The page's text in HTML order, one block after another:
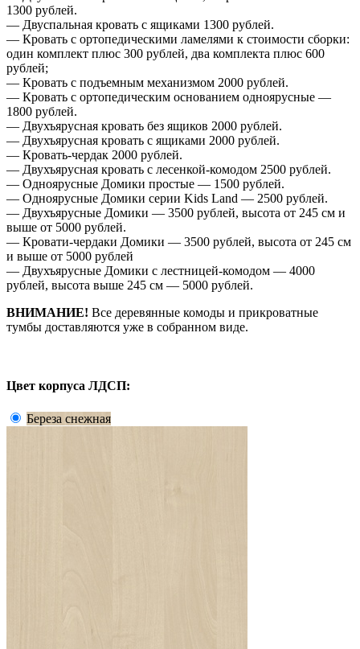
1300 рублей.
— Двуспальная кровать с ящиками 1300 рублей.
— Кровать с ортопедическими ламелями к стоимости сборки:
один комплект плюс 300 рублей, два комплекта плюс 600
рублей;
— Кровать с подъемным механизмом 2000 рублей.
— Кровать с ортопедическим основанием одноярусные —
1800 рублей.
— Двухъярусная кровать без ящиков 2000 рублей.
— Двухъярусная кровать с ящиками 2000 рублей.
— Кровать-чердак 2000 рублей.
— Двухъярусная кровать с лесенкой-комодом 2500 рублей.
— Одноярусные Домики простые — 1500 рублей.
— Одноярусные Домики серии Kids Land — 2500 рублей.
— Двухъярусные Домики — 3500 рублей, высота от 245 см и
выше от 5000 рублей.
— Кровати-чердаки Домики — 3500 рублей, высота от 245 см
и выше от 5000 рублей
— Двухъярусные Домики с лестницей-комодом — 4000
рублей, высота выше 245 см — 5000 рублей.
ВНИМАНИЕ! Все деревянные комоды и прикроватные
тумбы доставляются уже в собранном виде.
Цвет корпуса ЛДСП:
Береза снежная